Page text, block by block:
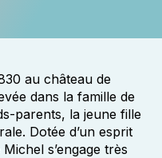
au château de
dans la famille de
parents, la jeune fille
Dotée d’un esprit
s’engage très